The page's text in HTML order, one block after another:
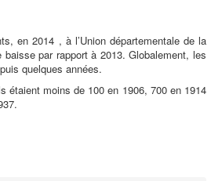
en 2014 , à l’Union départementale de la
baisse par rapport à 2013. Globalement, les
quelques années.
étaient moins de 100 en 1906, 700 en 1914